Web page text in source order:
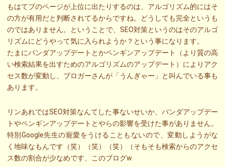
もはてブのページが上位に出たりするのは、アルゴリズム的にはそ
の方が有用だと判断されてるからですね。どうしても完全というも
のではありません。ということで、SEO対策というのはそのアルゴ
リズムにどうやって気に入られようか？という事になります。
たまにパンダアップデートとかペンギンアップデート（より質の高
い検索結果を出すためのアルゴリズムのアップデート）によりアク
セス数が変動し、ブロガーさんが「うんぎゃー」と叫んでいる事も
あります。
リンあれではSEO対策なんてした事ないせいか、パンダアップデー
トやペンギンアップデートとやらの影響を受けた事がありません。
特別Google先生の寵愛をうけることもないので、変動しようがな
く地味なもんです（笑）（笑）（笑）（そもそも検索からのアクセ
ス数の割合が少なめです、このブログw